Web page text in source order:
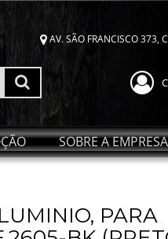
AV. SÃO FRANCISCO 373,
SOBRE A EMPRESA
PARA